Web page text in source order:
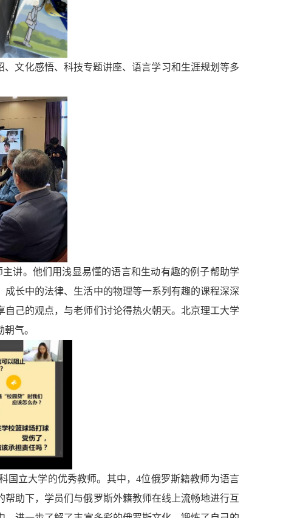
、文化感悟、科技专题讲座、语言学习和生涯规划等多
主讲。 他们用浅显易懂的语言和生动有趣的例子帮助学
长中的法律、生活中的物理等一系列有趣的课程深深
己的观点，与老师们讨论得热火朝天。北京理工大学
气。
国立大学的优秀教师。其中，4位俄罗斯籍教师为语言
助下，学员们 与俄罗斯外籍教师在线上流畅地进行互